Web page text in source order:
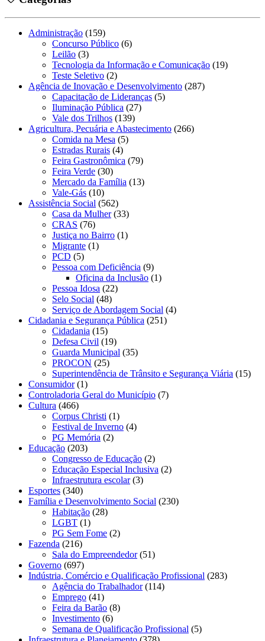
Administração (159)
Concurso Público (6)
Leilão (3)
Tecnologia da Informação e Comunicação (19)
Teste Seletivo (2)
Agência de Inovação e Desenvolvimento (287)
Capacitação de Lideranças (5)
Iluminação Pública (27)
Vale dos Trilhos (139)
Agricultura, Pecuária e Abastecimento (266)
Comida na Mesa (5)
Estradas Rurais (4)
Feira Gastronômica (79)
Feira Verde (30)
Mercado da Família (13)
Vale-Gás (10)
Assistência Social (562)
Casa da Mulher(33)
CRAS (76)
Justiça no Bairro (1)
Migrante (1)
PCD (5)
Pessoa com Deficiência (9)
Oficina da Inclusão (1)
Pessoa Idosa (22)
Selo Social (48)
Serviço de Abordagem Social (4)
Cidadania e Segurança Pública (251)
Cidadania (15)
Defesa Civil (19)
Guarda Municipal (35)
PROCON (25)
Superintendência de Trânsito e Segurança Viária (15)
Consumidor(1)
Controladoria Geral do Município (7)
Cultura (466)
Corpus Christi (1)
Festival de Inverno (4)
PG Memória (2)
Educação (203)
Congresso de Educação (2)
Educação Especial Inclusiva (2)
Infraestrutura escolar(3)
Esportes (340)
Família e Desenvolvimento Social (230)
Habitação (28)
LGBT (1)
PG Sem Fome (2)
Fazenda (216)
Sala do Empreendedor(51)
Governo (697)
Indústria, Comércio e Qualificação Profissional (283)
Agência do Trabalhador(114)
Emprego (41)
Feira da Barão (8)
Investimento (6)
Semana de Qualificação Profissional (5)